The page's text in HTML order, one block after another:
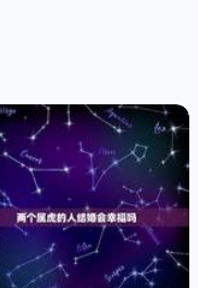
，名字有草，代表粮
穿。譬如丰、莉、华、
频、乙、丁年生更吉。
‘酉’。‘鸟’。‘羽’的部
如以下的字：金、
、泽、巷、迈、医、
。 （3）有‘宀’部的